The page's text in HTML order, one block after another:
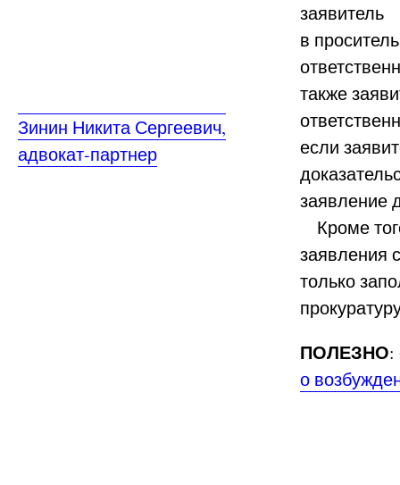
Зинин Никита Сергеевич,
адвокат-партнер
заявитель
в
также
если
заявление
Кроме
заявления
только
ПОЛЕЗНО:
о